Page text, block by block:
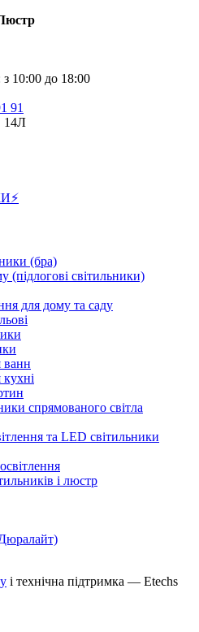
10:00 до 18:00
91
14Л
(бра)
(підлогові світильники)
для дому та саду
ванн
спрямованого світла
та LED світильники
і люстр
і технічна підтримка — Etechs